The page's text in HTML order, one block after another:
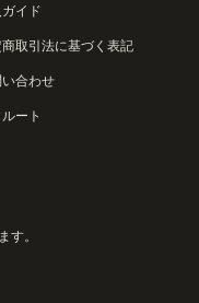
イド
取引法に基づく表記
合わせ
ート
。